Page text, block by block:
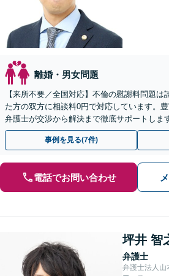
離婚・男女問題
【来所不要／全国対応】不倫の慰謝料問題
た方の双方に相談料0円で対応しています。
弁護士が交渉から解決まで徹底サポートしま
手金の返還保証もありますので安心してご相
事例を見る(7件)
電話でお問い合わせ
坪井 智
弁護士
弁護士法人山